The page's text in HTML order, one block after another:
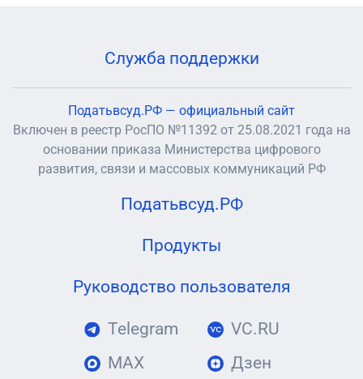
Служба поддержки
Податьвсуд.РФ — официальный сайт
Включен в реестр РосПО №11392 от 25.08.2021 года на
основании приказа Министерства цифрового
развития, связи и массовых коммуникаций РФ
Податьвсуд.РФ
Продукты
Руководство пользователя
Telegram
MAX
VC.RU
Дзен